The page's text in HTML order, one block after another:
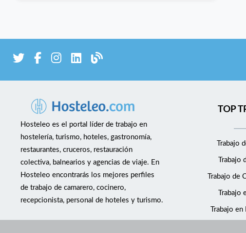
Hosteleo es el portal líder de trabajo en
hostelería, turismo, hoteles, gastronomía,
restaurantes, cruceros, restauración
colectiva, balnearios y agencias de viaje. En
Hosteleo encontrarás los mejores perfiles
de trabajo de camarero, cocinero,
recepcionista, personal de hoteles y turismo.
TOP
Trabajo
Trabajo
Trabajo de
Trabajo
Trabajo